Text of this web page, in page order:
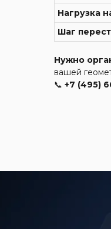
Нагрузка
Шаг
Нужно
вашей
📞 +7 (495)